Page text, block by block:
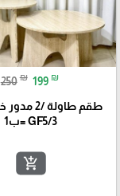
250 ₪ 199 ₪
طقم طاولة
GF5/3 =ب1
add_shopping_cart